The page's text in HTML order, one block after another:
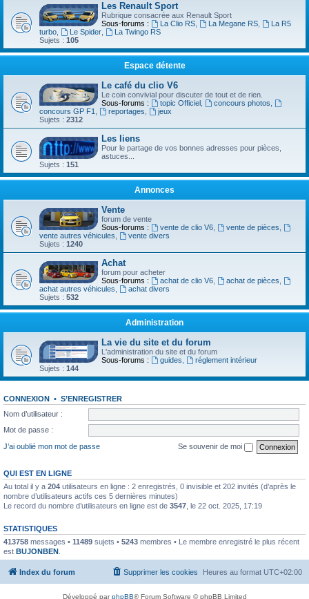
Les Renault Sport
Rubrique consacrée aux Renault Sport
Sous-forums :
La Clio RS, La Megane RS,
La R5
turbo, Le Spider,
La Twingo RS
Sujets : 105
Espace détente
Le café du clio V6
Le coin convivial pour discuter de tout et de rien.
Sous-forums :
topic Officiel , concours photos,
concours GP F1, reportages,
jeux
Sujets : 2312
Les liens
Pour le partage de vos bonnes adresses pour pièces,
astuces...
Sujets : 151
Annonces
Vente
forum de vente
Sous-forums :
vente de clio V6, vente de pièces,
vente autres véhicules,
vente divers
Sujets : 1240
Achat
forum pour acheter
Sous-forums :
achat de clio V6, achat de pièces,
achat autres véhicules,
achat divers
Sujets : 532
Administration
La vie du site et du forum
L'administration du site et du forum
Sous-forums :
guides,
réglement intérieur
Sujets : 144
CONNEXION • S’ENREGISTRER
Nom d’utilisateur :
Mot de passe :
J’ai oublié mon mot de passe
Se souvenir de moi
QUI EST EN LIGNE
Au total il y a 204 utilisateurs en ligne : 2 enregistrés, 0 invisible et 202 invités (d’après le
nombre d’utilisateurs actifs ces 5 dernières minutes)
Le record du nombre d’utilisateurs en ligne est de 3547 , le 22 oct. 2025, 17:19
STATISTIQUES
413758 messages • 11489 sujets • 5243 membres • Le membre enregistré le plus récent
est BUJONBEN
Index du forum Heures au format UTC+02:00
Supprimer les cookies
Développé parphpBB® Forum Software © phpBB Limited